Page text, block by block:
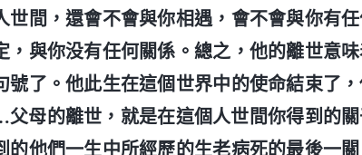
世間，還會不會與你相遇，會不會與你有
，與你没有任何關係。總之，他的離世意
號了。他此生在這個世界中的使命結束了
母的離世，就是在這個人世間你得到的
的他們一生中所經歷的生老病死的最後一